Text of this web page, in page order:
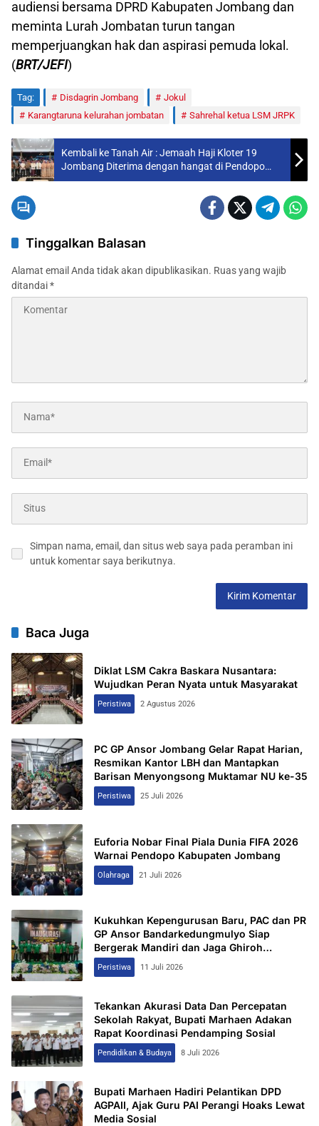
audiensi bersama DPRD Kabupaten Jombang dan
meminta Lurah Jombatan turun tangan
memperjuangkan hak dan aspirasi pemuda lokal.
(BRT/JEFI)
Tag: Disdagrin Jombang
Jokul
Karangtaruna kelurahan jombatan
Sahrehal ketua LSM JRPK
Kembali ke Tanah Air : Jemaah Haji Kloter 19
Jombang Diterima dengan hangat di Pendopo
Kabupaten Jombang
Tinggalkan Balasan
Alamat email Anda tidak akan dipublikasikan. Ruas yang wajib
ditandai*
Simpan nama, email, dan situs web saya pada peramban ini
untuk komentar saya berikutnya.
Baca Juga
Diklat LSM Cakra Baskara Nusantara:
Wujudkan Peran Nyata untuk Masyarakat
Peristiwa 2 Agustus 2026
PC GP Ansor Jombang Gelar Rapat Harian,
Resmikan Kantor LBH dan Mantapkan
Barisan Menyongsong Muktamar NU ke-35
Peristiwa 25 Juli 2026
Euforia Nobar Final Piala Dunia FIFA 2026
Warnai Pendopo Kabupaten Jombang
Olahraga 21 Juli 2026
Kukuhkan Kepengurusan Baru, PAC dan PR
GP Ansor Bandarkedungmulyo Siap
Bergerak Mandiri dan Jaga Ghiroh
Perjuangan
Peristiwa 11 Juli 2026
Tekankan Akurasi Data Dan Percepatan
Sekolah Rakyat, Bupati Marhaen Adakan
Rapat Koordinasi Pendamping Sosial
Pendidikan & Budaya 8 Juli 2026
Bupati Marhaen Hadiri Pelantikan DPD
AGPAII, Ajak Guru PAI Perangi Hoaks Lewat
Media Sosial